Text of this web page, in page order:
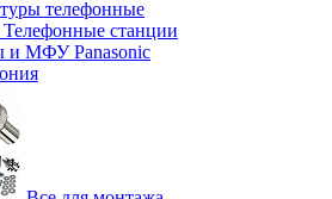
телефонные
станции
и МФУ Panasonic